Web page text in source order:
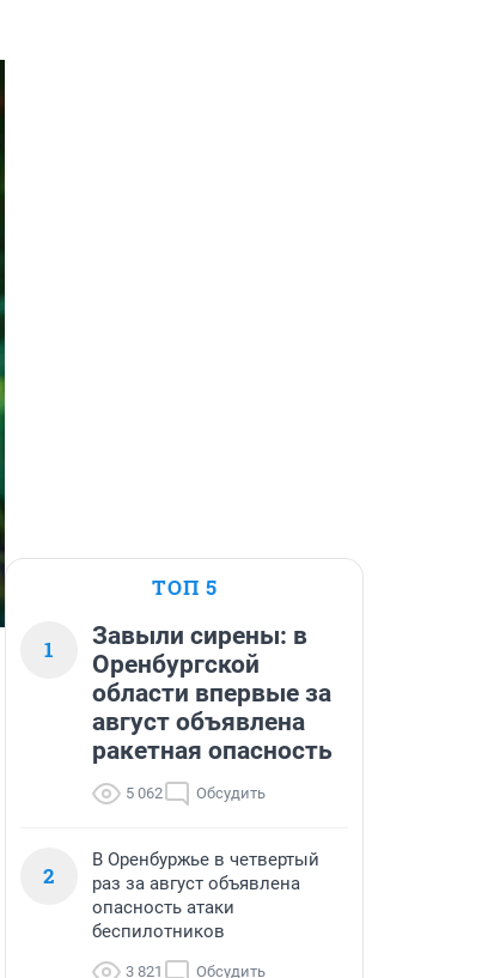
ТОП 5
1
Завыли сирены: в
Оренбургской
области впервые за
август объявлена
ракетная опасность
5 062 Обсудить
2
В Оренбуржье в четвертый
раз за август объявлена
опасность атаки
беспилотников
3 821 Обсудить